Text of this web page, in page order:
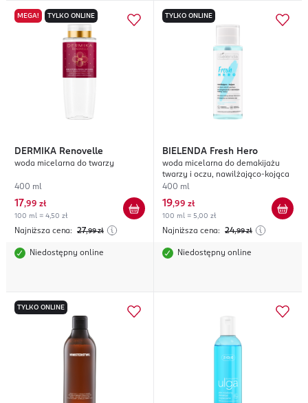
MEGA! TYLKO ONLINE
DERMIKA Renovelle
woda micelarna do twarzy
400 ml
17,99 zł
100 ml = 4,50 zł
Najniższa cena: 27,99 zł
Niedostępny online
TYLKO ONLINE
BIELENDA Fresh Hero
woda micelarna do demakijażu
twarzy i oczu, nawilżająco-kojąca
400 ml
19,99 zł
100 ml = 5,00 zł
Najniższa cena: 24,99 zł
Niedostępny online
TYLKO ONLINE